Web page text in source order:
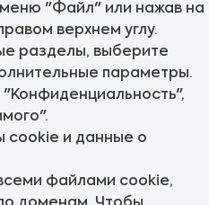
"Файл" или нажав на
верхнем углу.
разделы, выберите
параметры.
cookie и данные о
файлами cookie,